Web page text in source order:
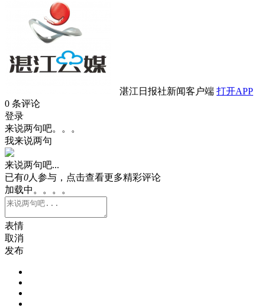
湛江日报社新闻客户端 打开APP
0 条评论
登录
来说两句吧。。。
我来说两句
来说两句吧...
已有0人参与，点击查看更多精彩评论
加载中。。。。
表情
取消
发布